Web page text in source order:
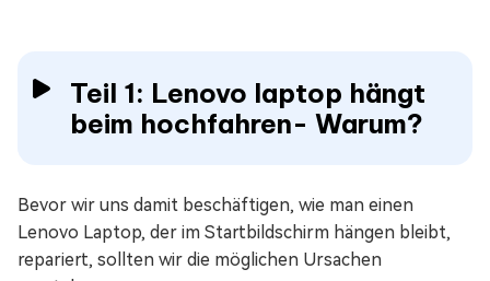
Teil 1: Lenovo laptop hängt
beim hochfahren- Warum?
Bevor wir uns damit beschäftigen, wie man einen
Lenovo Laptop, der im Startbildschirm hängen bleibt,
repariert, sollten wir die möglichen Ursachen